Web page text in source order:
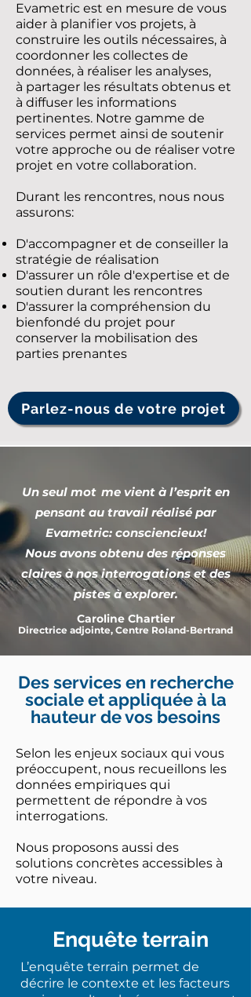
Evametric est en mesure de vous
aider à planifier vos projets, à
construire les outils nécessaires, à
coordonner les collectes de
données, à réaliser les analyses,
à partager les résultats obtenus et
à diffuser les informations
pertinentes. Notre gamme de
services permet ainsi de soutenir
votre approche ou de réaliser votre
projet en votre collaboration.
Durant les rencontres, nous nous
assurons:
D'accompagner et de conseiller la
stratégie de réalisation
D'assurer un rôle d'expertise et de
soutien durant les rencontres
D'assurer la compréhension du
bienfondé du projet pour
conserver la mobilisation des
parties prenantes
Parlez-nous de votre projet
Un seul mot me vient à l’esprit en
pensant au travail réalisé par
Evametric: consciencieux!
Nous avons obtenu des réponses
claires à nos interrogations et des
pistes à explorer.
Caroline Chartier
Directrice adjointe, Centre Roland-Bertrand
Des services en recherche
sociale et appliquée à la
hauteur de vos besoins
Selon les enjeux sociaux qui vous
préoccupent, nous recueillons les
données empiriques qui
permettent de répondre à vos
interrogations.
Nous proposons aussi des
solutions concrètes accessibles à
votre niveau.
Enquête terrain
L’enquête terrain permet de
décrire le contexte et les facteurs